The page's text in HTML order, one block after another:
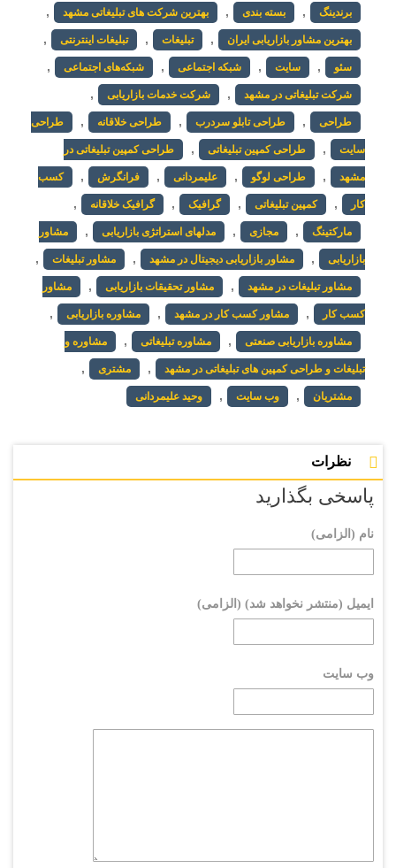
برندینگ , بسته بندی , بهترین شرکت های تبلیغاتی مشهد ,
بهترین مشاور بازاریابی ایران , تبلیغات , تبلیغات اینترنتی ,
سئو , سایت , شبکه اجتماعی , شبکه‌های اجتماعی ,
شرکت تبلیغاتی در مشهد , شرکت خدمات بازاریابی ,
طراحی , طراحی تابلو سردرب , طراحی خلاقانه , طراحی
سایت , طراحی کمپین تبلیغاتی , طراحی کمپین تبلیغاتی در
مشهد , طراحی لوگو , علیمردانی , فرانگرش , کسب
کار , کمپین تبلیغاتی , گرافیک , گرافیک خلاقانه ,
مارکتینگ , مجازی , مدلهای استراتژی بازاریابی , مشاور
بازاریابی , مشاور بازاریابی دیجیتال در مشهد , مشاور تبلیغات ,
مشاور تبلیغات در مشهد , مشاور تحقیقات بازاریابی , مشاور
کسب کار , مشاور کسب کار در مشهد , مشاوره بازاریابی ,
مشاوره بازاریابی صنعتی , مشاوره تبلیغاتی , مشاوره و
تبلیغات و طراحی کمپین های تبلیغاتی در مشهد , مشتری ,
مشتریان , وب سایت , وحید علیمردانی
نظرات
پاسخی بگذارید
نام (الزامی)
ایمیل (منتشر نخواهد شد) (الزامی)
وب سایت